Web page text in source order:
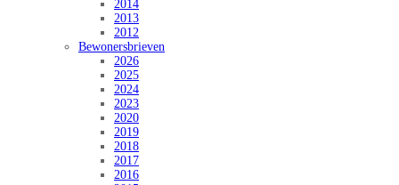
2014
2013
2012
Bewonersbrieven
2026
2025
2024
2023
2020
2019
2018
2017
2016